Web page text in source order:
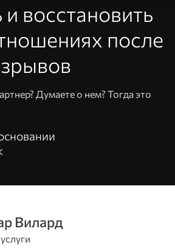
восстановить
после
Думаете о нем? Тогда это
Вилард